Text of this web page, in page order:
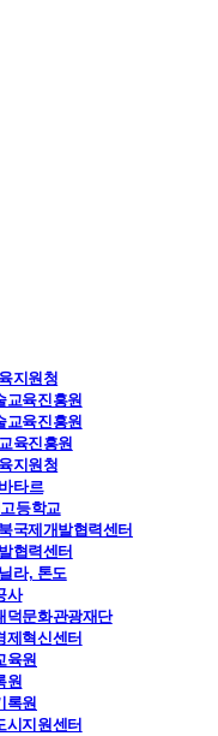
지원청
교육진흥원
교육진흥원
육진흥원
지원청
타르
등학교
국제개발협력센터
협력센터
라, 톤도
사
덕문화관광재단
제혁신센터
육원
원
록원
시지원센터